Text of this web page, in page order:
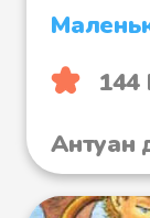
144
Антуан